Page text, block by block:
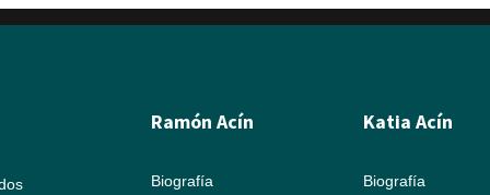
Ramón Acín
Biografía
Katia Acín
Biografía